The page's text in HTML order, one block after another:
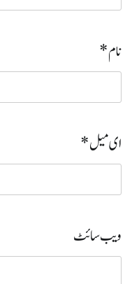
نام*
ای میل*
ویب‌ سائٹ